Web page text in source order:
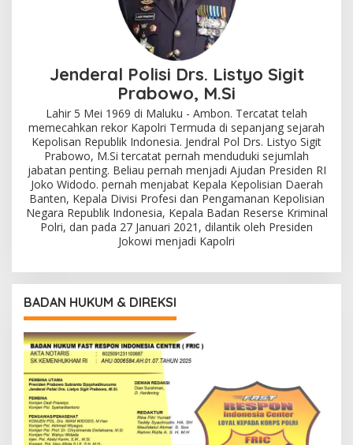
Jenderal Polisi Drs. Listyo Sigit
Prabowo, M.Si
Lahir 5 Mei 1969 di Maluku - Ambon. Tercatat telah
memecahkan rekor Kapolri Termuda di sepanjang sejarah
Kepolisan Republik Indonesia. Jendral Pol Drs. Listyo Sigit
Prabowo, M.Si tercatat pernah menduduki sejumlah
jabatan penting. Beliau pernah menjadi Ajudan Presiden RI
Joko Widodo. pernah menjabat Kepala Kepolisian Daerah
Banten, Kepala Divisi Profesi dan Pengamanan Kepolisian
Negara Republik Indonesia, Kepala Badan Reserse Kriminal
Polri, dan pada 27 Januari 2021, dilantik oleh Presiden
Jokowi menjadi Kapolri
BADAN HUKUM & DIREKSI